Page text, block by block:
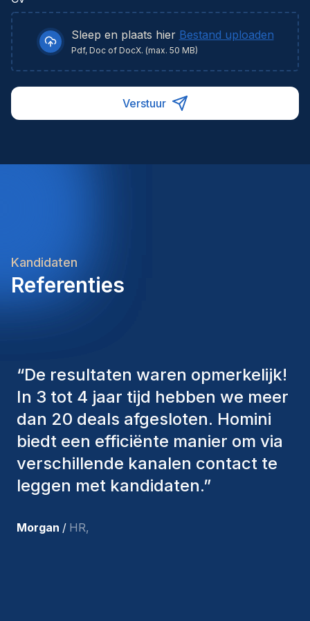
Sleep en plaats hier Bestand uploaden
Pdf, Doc of DocX. (max. 50 MB)
Verstuur
Kandidaten
Referenties
“De consultants van Homini
hebben altijd verschillende
factoren in overweging genomen
om ons de juiste kandidaten aan te
bieden. De mensen die we hebben
aangenomen, zijn nog steeds bij
tevreden met de recente